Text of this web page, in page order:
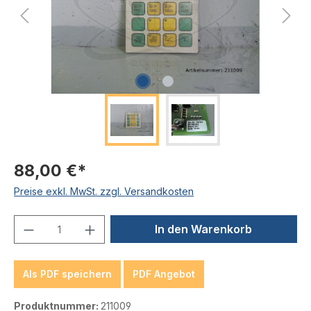
88,00 €*
Preise exkl. MwSt. zzgl. Versandkosten
Produkt Anzahl: Gib denIn den Warenkorb
Als PDF speichern PDF Angebot
Produktnummer: 211009